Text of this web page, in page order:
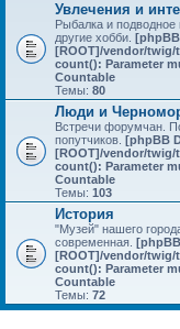
Увлечения и
Рыбалка и подводное
другие хобби. [phpBB
[ROOT]/vendor/
count(): Parameter
Countable
Темы: 80
Люди и
Встречи форумчан.
попутчиков. [phpBB
[ROOT]/vendor/
count(): Parameter
Countable
Темы: 103
История
"Музей" нашего
современная.
[ROOT]/vendor/
count(): Parameter
Countable
Темы: 72